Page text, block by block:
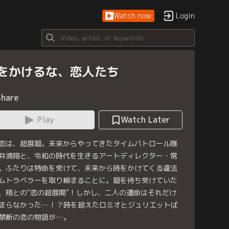
Watch now Login
かけるな、恋人たち
Play
Watch Later
は、超展廻。未来からやってきたタイムパトロール隊
浦翔と、令和の時代を生きるアートディレクター・常
ふたりは特命を受けて、未来から時をかけてくる違法
トラベラーを取り締まることに。廻を待ち受けていた
翔との“恋の超展開”！しかし、二人の運命はそれだけ
らなかった…！？時を超えたロミオとジュリエットば
断の恋の物語が…。